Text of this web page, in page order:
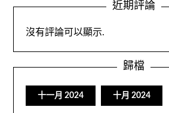
近期評論
沒有評論可以顯示.
歸檔
十一月 2024 十月 2024